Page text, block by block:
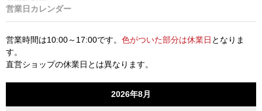
営業日カレンダー
営業時間は10:00～17:00です。 色がついた部分は休業日 となりま
す。
直営ショップの休業日とは異なります。
2026年8月